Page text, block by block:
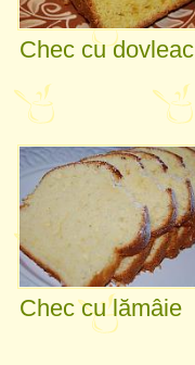
Chec cu dovleac
Chec cu lămâie